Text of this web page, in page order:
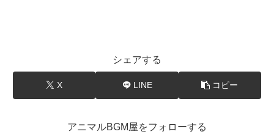
シェアする
X LINE コピー
アニマルBGM屋をフォローする